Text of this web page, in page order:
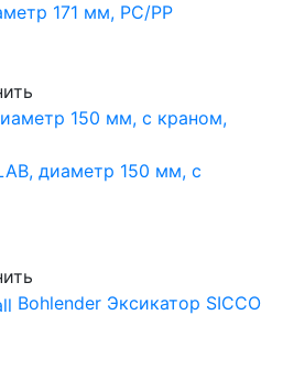
171 мм, PC/PP
диаметр 150 мм, с
Bohlender Эксикатор SICCO